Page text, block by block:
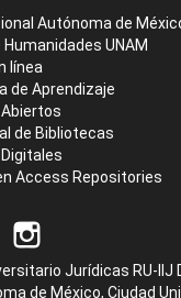
Autónoma de
UNAM
línea
de Aprendizaje
de Bibliotecas
Access Repositories
Jurídicas RU-IIJ
de México, Ciudad